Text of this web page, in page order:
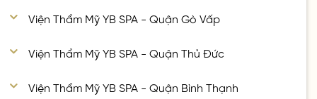
Viện Thẩm Mỹ YB SPA - Quận Gò Vấp
Viện Thẩm Mỹ YB SPA - Quận Thủ Đức
Viện Thẩm Mỹ YB SPA - Quận Bình Thạnh